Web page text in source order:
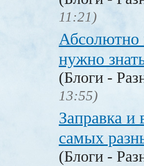
11:21)
Абсолютно
нужно
(Блоги -
13:55)
Заправка и
самых
(Блоги -